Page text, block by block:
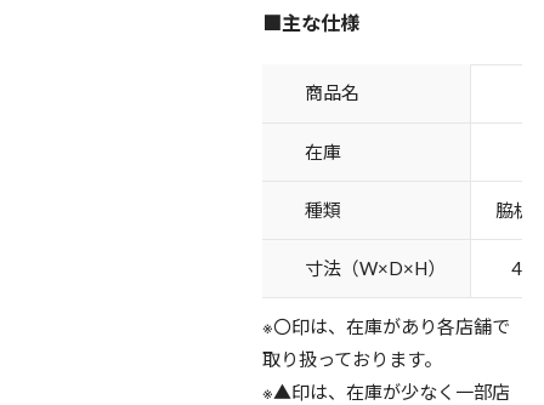
■主な仕様
商品名
在庫
種類 脇
寸法（W×D×H）
※〇印は、在庫があり各店舗で
取り扱っております。
※▲印は、在庫が少なく一部店